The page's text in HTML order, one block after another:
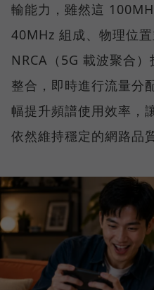
輸能力，雖然這
40MHz 組成、物理位
NRCA（5G 載波聚合
整合，即時進行流量分
幅提升頻譜使用效率，
依然維持穩定的網路品質